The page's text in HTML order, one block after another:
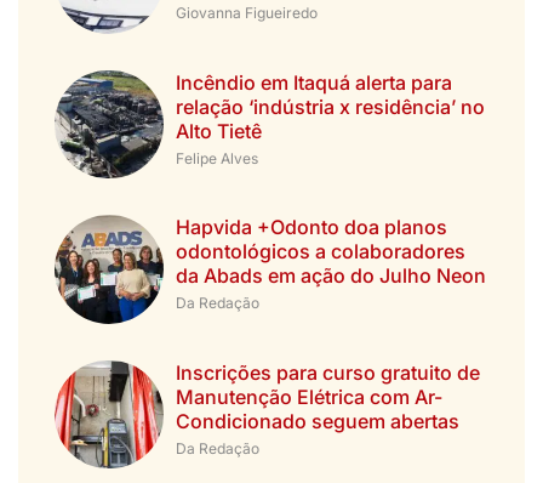
Giovanna Figueiredo
Incêndio em Itaquá alerta para
relação ‘indústria x residência’ no
Alto Tietê
Felipe Alves
Hapvida +Odonto doa planos
odontológicos a colaboradores
da Abads em ação do Julho Neon
Da Redação
Inscrições para curso gratuito de
Manutenção Elétrica com Ar-
Condicionado seguem abertas
Da Redação